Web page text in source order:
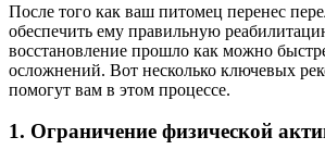
После того как ваш питомец перенес
обеспечить ему правильную
восстановление прошло как можно
осложнений. Вот несколько ключевых
помогут вам в этом процессе.
1. Ограничение физической